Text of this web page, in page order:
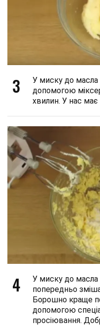
3
У миску до масла
допомогою
хвилин. У нас має
4
У миску до
попередньо
Борошно краще
допомогою
просіювання.